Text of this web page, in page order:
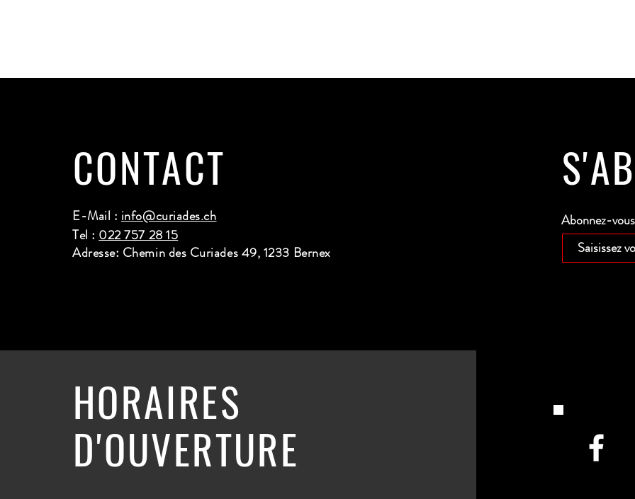
CONTACT
E-Mail : info@curiades.ch
Tel : 022 757 28 15
Adresse: Chemin des Curiades 49, 1233 Bernex
Abonnez-
HORAIRES
D'OUVERTURE